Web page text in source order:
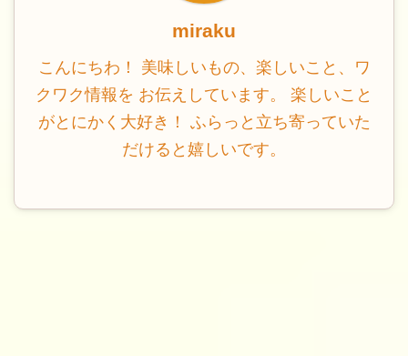
miraku
こんにちわ！ 美味しいもの、楽しいこと、ワ
クワク情報を お伝えしています。 楽しいこと
がとにかく大好き！ ふらっと立ち寄っていた
だけると嬉しいです。